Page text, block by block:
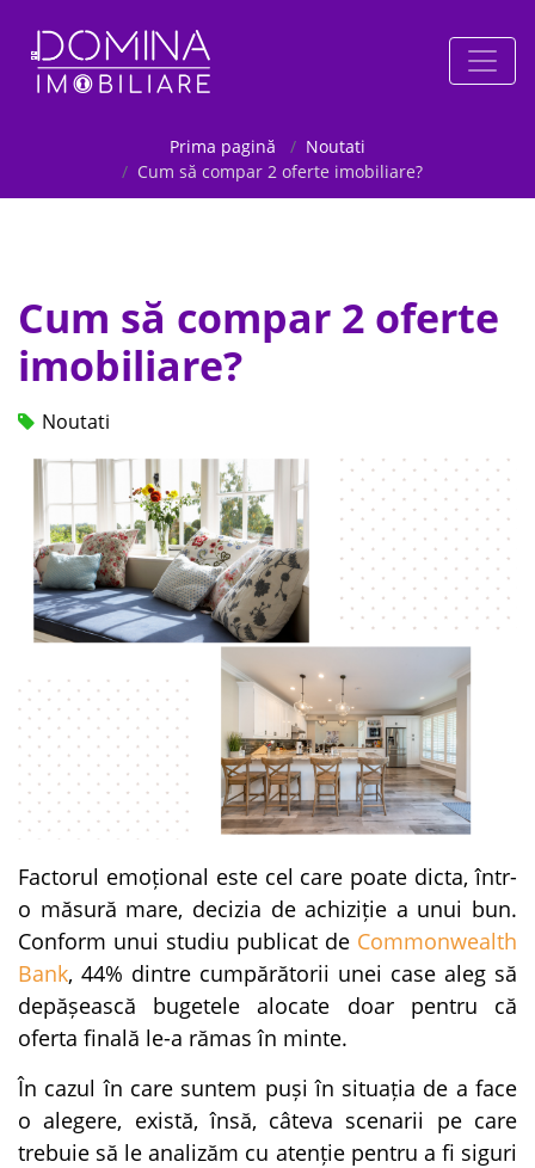
Prima pagină
Noutati
Cum să compar 2 oferte imobiliare?
Cum să compar 2 oferte
imobiliare?
Noutati
Factorul emoțional este cel care poate dicta, într-
o măsură mare, decizia de achiziție a unui bun.
Conform unui studiu publicat de Commonwealth
Bank, 44% dintre cumpărătorii unei case aleg să
depășească bugetele alocate doar pentru că
oferta finală le-a rămas în minte.
În cazul în care suntem puși în situația de a face
o alegere, există, însă, câteva scenarii pe care
trebuie să le analizăm cu atenție pentru a fi siguri